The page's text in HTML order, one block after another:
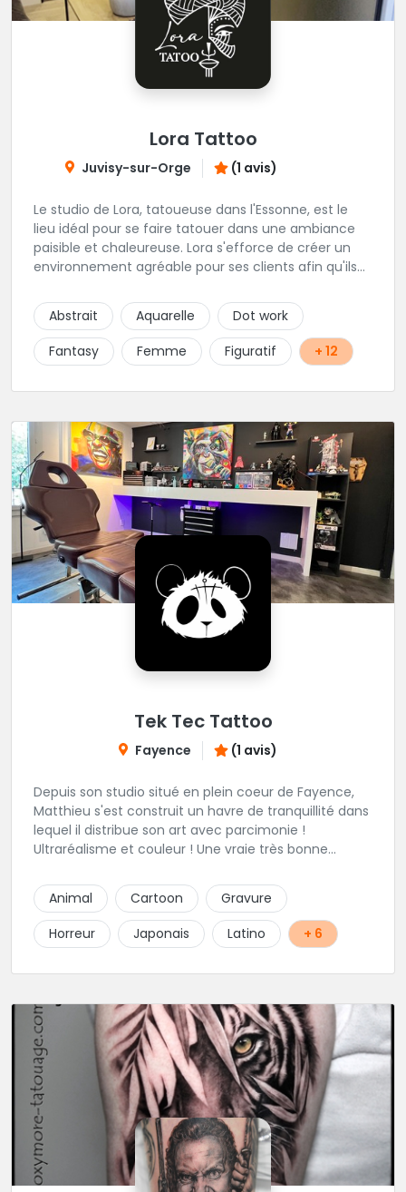
Lora Tattoo
Juvisy-sur-Orge (1 avis)
Le studio de Lora, tatoueuse dans l'Essonne, est le
lieu idéal pour se faire tatouer dans une ambiance
paisible et chaleureuse. Lora s'efforce de créer un
environnement agréable pour ses clients afin qu'ils
tatouage. Dimitry quant à lui s'occupe du piercing.
Laura est une artiste passionnée et dévouée qui met
un point d'honneur à offrir des tatouages de qualité
à tout ses clients. Elle prend le temps de comprendre
représente. Ses tatouages sont réputés pour leur
finesse et leur qualité. Véritable havre de paix, loin du
tumulte de la grande ville, LK design est une vraie
bonne adresse dans la région.
Abstrait Aquarelle
Dot work
Fantasy
Femme Figuratif + 12
Tek Tec Tattoo
Fayence (1 avis)
Depuis son studio situé en plein coeur de Fayence,
Matthieu s'est construit un havre de tranquillité dans
lequel il distribue son art avec parcimonie !
Ultraréalisme et couleur ! Une vraie très bonne
Animal
Cartoon
Gravure
Horreur
Japonais Latino + 6